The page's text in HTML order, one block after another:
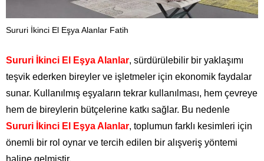
Sururi İkinci El Eşya Alanlar Fatih
Sururi İkinci El Eşya Alanlar, sürdürülebilir bir yaklaşımı
teşvik ederken bireyler ve işletmeler için ekonomik faydalar
sunar. Kullanılmış eşyaların tekrar kullanılması, hem çevreye
hem de bireylerin bütçelerine katkı sağlar. Bu nedenle
Sururi İkinci El Eşya Alanlar, toplumun farklı kesimleri için
önemli bir rol oynar ve tercih edilen bir alışveriş yöntemi